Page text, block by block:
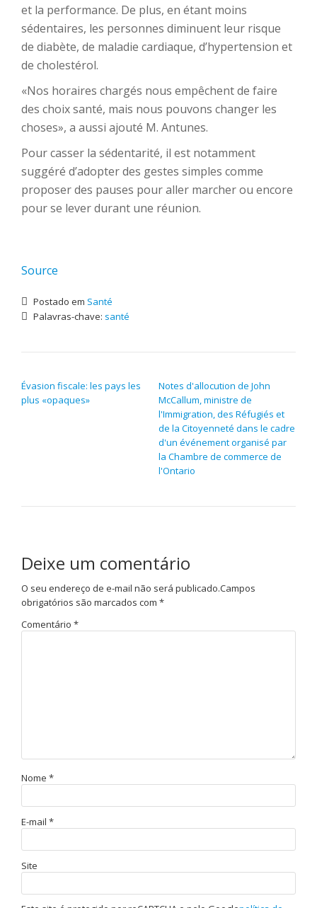
et la performance. De plus, en étant moins
sédentaires, les personnes diminuent leur risque
de diabète, de maladie cardiaque, d’hypertension et
de cholestérol.
«Nos horaires chargés nous empêchent de faire
des choix santé, mais nous pouvons changer les
choses», a aussi ajouté M. Antunes.
Pour casser la sédentarité, il est notamment
suggéré d’adopter des gestes simples comme
proposer des pauses pour aller marcher ou encore
pour se lever durant une réunion.
Source
Postado em Santé
Palavras-chave: santé
Évasion fiscale: les pays les
plus «opaques»
Notes d'allocution de John
McCallum, ministre de
l'Immigration, des Réfugiés et
de la Citoyenneté dans le cadre
d'un événement organisé par
la Chambre de commerce de
l'Ontario
Deixe um comentário
O seu endereço de e-mail não será publicado.Campos
obrigatórios são marcados com *
Comentário *
Nome *
E-mail *
Site